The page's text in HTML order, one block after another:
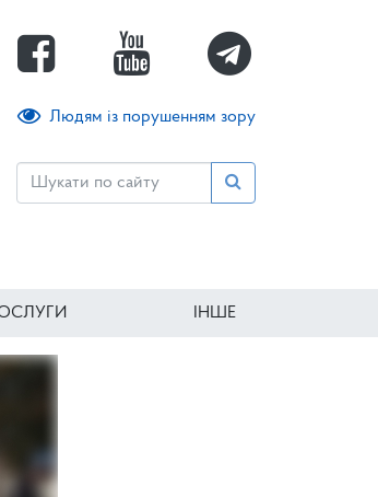
Людям із порушенням зору
ІНШЕ